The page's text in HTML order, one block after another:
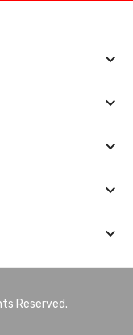
keyboard_arrow_down
keyboard_arrow_down
keyboard_arrow_down
keyboard_arrow_down
keyboard_arrow_down
Reserved.